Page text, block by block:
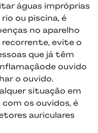
águas impróprias
ou piscina, é
no aparelho
evite o
que já têm
ouvido
o ouvido.
situação em
os ouvidos, é
auriculares